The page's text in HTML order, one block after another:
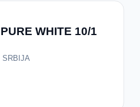
WHITE 10/1
SRBIJA